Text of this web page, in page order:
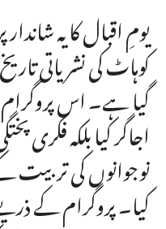
یومِ اقبال کا یہ
کوہاٹ کی نشریاتی
گیا ہے۔ اس
اجاگر کیا بلکہ فکری
نوجوانوں کی تربیت
کیا۔ پروگرام کے